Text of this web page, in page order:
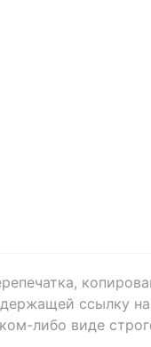
ссылку на
либо виде